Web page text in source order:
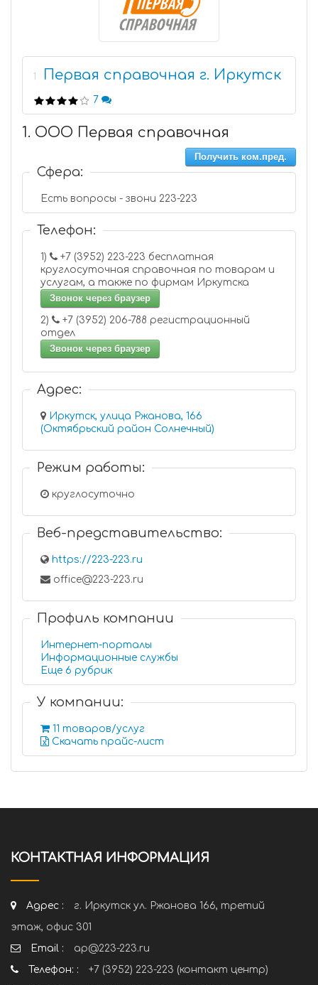
1 Первая справочная г. Иркутск
7
1. ООО Первая справочная
Получить ком.пред.
Сфера:
Есть вопросы - звони 223-223
Телефон:
1)
круглосуточная справочная по товарам и
услугам, а также по фирмам Иркутска
Звонок через браузер
2)
отдел
Звонок через браузер
Адрес:
Иркутск, улица Ржанова, 166
(Октябрьский район Солнечный)
Режим работы:
круглосуточно
Веб-представительство:
https://223-223.ru
office@223-223.ru
Профиль компании
Интернет-порталы
Информационные службы
Еще 6 рубрик
У компании:
11 товаров/услуг
Скачать прайс-лист
КОНТАКТНАЯ ИНФОРМАЦИЯ
Адрес :
г. Иркутск ул. Ржанова 166, третий
этаж, офис 301
Email :
ap@223-223.ru
Телефон: :
+7 (3952) 223-223 (контакт центр)